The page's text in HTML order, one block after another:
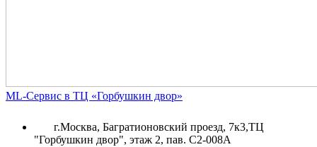
ML-Сервис в ТЦ «Горбушкин двор»
г.Москва, Багратионовский проезд, 7к3,ТЦ
"Горбушкин двор", этаж 2, пав. С2-008А